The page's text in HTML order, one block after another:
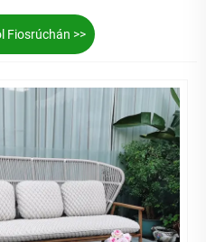
Fiosrúchán >>